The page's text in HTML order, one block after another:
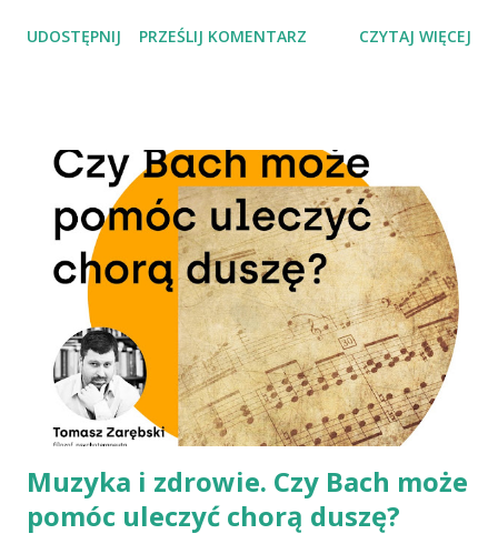
utrzymywaniem przez dłuższy czas głowy w jednej,
dla życia. W czasie wykładu poznamy przyczyny sztywności
karku, objawy i proste sposoby na jej uniknięcie. Marcin
Pycia jest masażystą i promotorem zdrowia. Lubi łączyć
teorię i praktykę, dlatego sam jest osobą aktywną
sportowo. Trenuje biegi górskie na dłuższych dystansach,
szermierkę i wspinaczkę. W przeszłości ćwiczył sztuki
walki.
UDOSTĘPNIJ PRZEŚLIJ KOMENTARZ CZYTAJ WIĘCEJ
Muzyka i zdrowie. Czy Bach może
pomóc uleczyć chorą duszę?